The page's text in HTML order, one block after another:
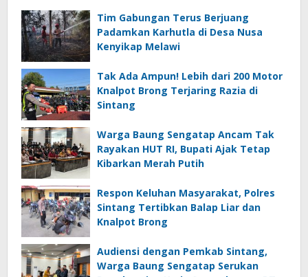
Tim Gabungan Terus Berjuang
Padamkan Karhutla di Desa Nusa
Kenyikap Melawi
Tak Ada Ampun! Lebih dari 200 Motor
Knalpot Brong Terjaring Razia di
Sintang
Warga Baung Sengatap Ancam Tak
Rayakan HUT RI, Bupati Ajak Tetap
Kibarkan Merah Putih
Respon Keluhan Masyarakat, Polres
Sintang Tertibkan Balap Liar dan
Knalpot Brong
Audiensi dengan Pemkab Sintang,
Warga Baung Sengatap Serukan